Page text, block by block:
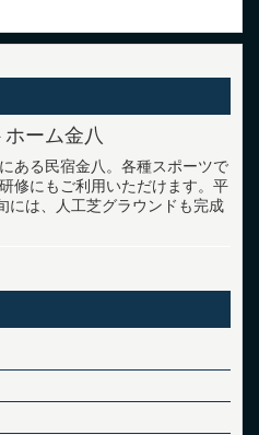
ーム金八
ある民宿金八。各種スポーツで
修にもご利用いただけます。平
には、人工芝グラウンドも完成